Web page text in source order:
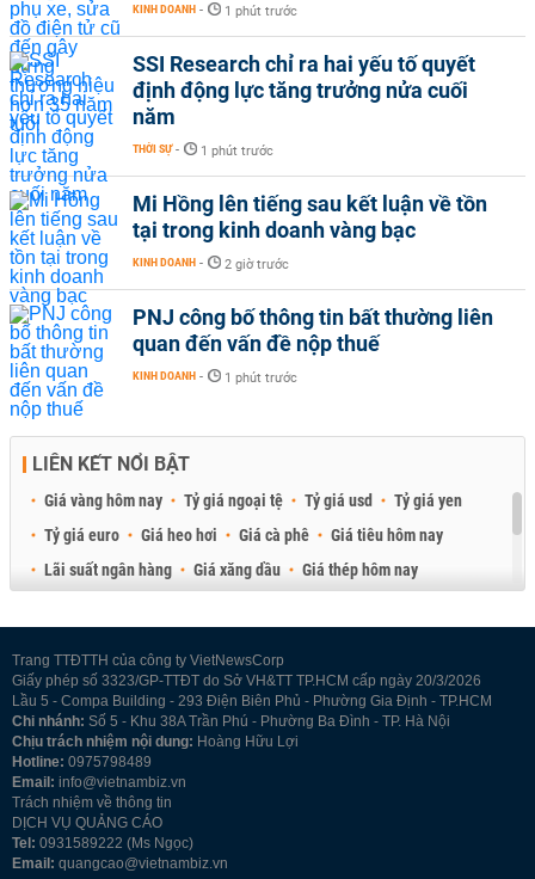
KINH DOANH - 1 phút trước
SSI Research chỉ ra hai yếu tố quyết
định động lực tăng trưởng nửa cuối
năm
THỜI SỰ - 1 phút trước
Mi Hồng lên tiếng sau kết luận về tồn
tại trong kinh doanh vàng bạc
KINH DOANH - 2 giờ trước
PNJ công bố thông tin bất thường liên
quan đến vấn đề nộp thuế
KINH DOANH - 1 phút trước
LIÊN KẾT NỔI BẬT
Giá vàng hôm nay Tỷ giá ngoại tệ Tỷ giá usd
Tỷ giá yen
Tỷ giá euro
Giá heo hơi Giá cà phê
Giá tiêu hôm nay
Lãi suất ngân hàng
Giá xăng dầu
Giá thép hôm nay
Trang TTĐTTH của công ty VietNewsCorp
Giấy phép số 3323/GP-TTĐT do Sở VH&TT TP.HCM cấp ngày 20/3/2026
Lầu 5 - Compa Building - 293 Điện Biên Phủ - Phường Gia Định - TP.HCM
Chi nhánh: Số 5 - Khu 38A Trần Phú - Phường Ba Đình - TP. Hà Nội
Chịu trách nhiệm nội dung: Hoàng Hữu Lợi
Hotline: 0975798489
Email: info@vietnambiz.vn
Trách nhiệm về thông tin
DỊCH VỤ QUẢNG CÁO
Tel: 0931589222 (Ms Ngọc)
Email: quangcao@vietnambiz.vn